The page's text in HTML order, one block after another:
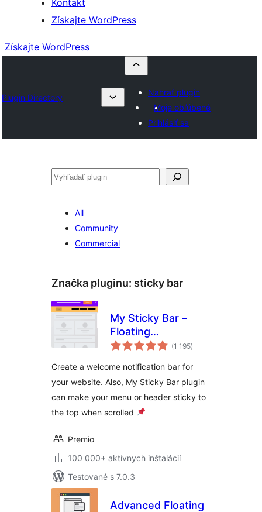
Kontakt
Získajte WordPress
Získajte WordPress
Plugin Directory
Nahrať plugin
Moje obľúbené
Prihlásiť sa
Hľadať
All
Community
Commercial
Značka pluginu: sticky bar
My Sticky Bar –
Floating
Notification Bar &
(formerly
myStickymenu)
(1 195celkové
hodnotenie
)
Create a welcome notification bar for
your website. Also, My Sticky Bar plugin
can make your menu or header sticky to
the top when scrolled
Premio
100 000+ aktívnych inštalácií
Testované s 7.0.3
Advanced Floating